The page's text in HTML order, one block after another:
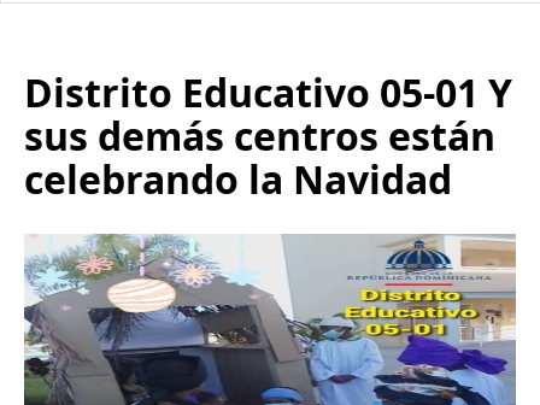
Distrito Educativo 05-01 Y
sus demás centros están
celebrando la Navidad